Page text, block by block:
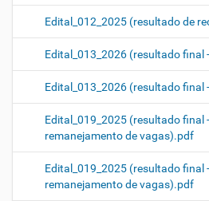
Edital_012_2025 (resultado de
Edital_013_2026 (resultado final
Edital_013_2026 (resultado final
Edital_019_2025 (resultado final
remanejamento de vagas).pdf
Edital_019_2025 (resultado final
remanejamento de vagas).pdf